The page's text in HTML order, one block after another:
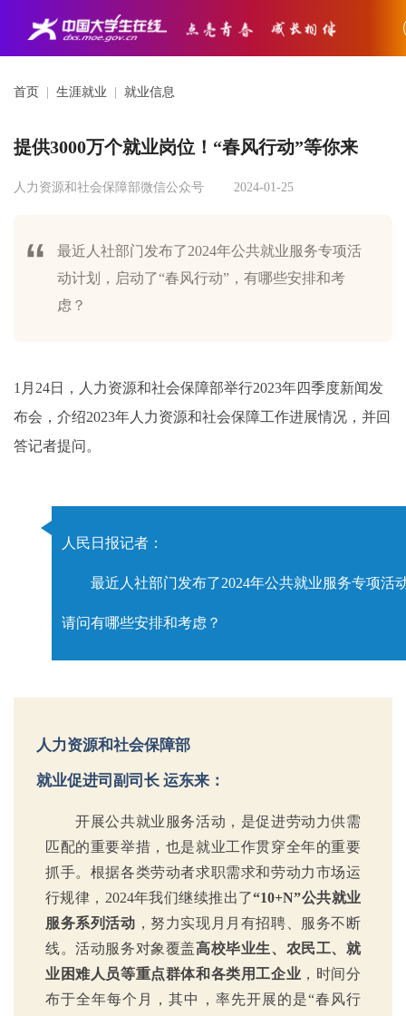
首页 生涯就业 就业信息
提供3000万个就业岗位！“春风行动”等你来
人力资源和社会保障部微信公众号 2024-01-25
最近人社部门发布了2024年公共就业服务专项活
动计划，启动了“春风行动”，有哪些安排和考
虑？
1月24日，人力资源和社会保障部举行2023年四季度新闻发
布会，介绍2023年人力资源和社会保障工作进展情况，并回
答记者提问。
人民日报记者：
最近人社部门发布了2024年公共就业服务专项活
请问有哪些安排和考虑？
人力资源和社会保障部
就业促进司副司长 运东来：
开展公共就业服务活动，是促进劳动力供需
匹配的重要举措，也是就业工作贯穿全年的重要
抓手。根据各类劳动者求职需求和劳动力市场运
行规律，2024年我们继续推出了“10+N”公共就业
服务系列活动 ，努力实现月月有招聘、服务不断
线。活动服务对象覆盖高校毕业生、农民工、就
业困难人员等重点群体和各类用工企业 ，时间分
布于全年每个月，其中，率先开展的是“春风行